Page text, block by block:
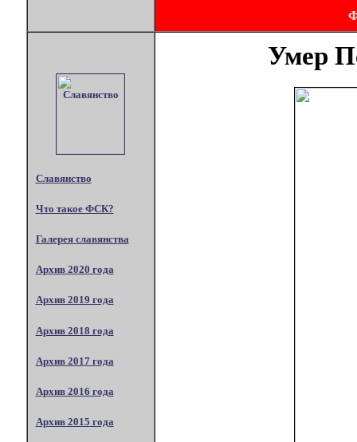
Славянство
Что такое ФСК?
Галерея славянства
Архив 2020 года
Архив 2019 года
Архив 2018 года
Архив 2017 года
Архив 2016 года
Архив 2015 года
Умер